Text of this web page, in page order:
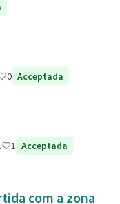
0 Acceptada
1 Acceptada
com a zona